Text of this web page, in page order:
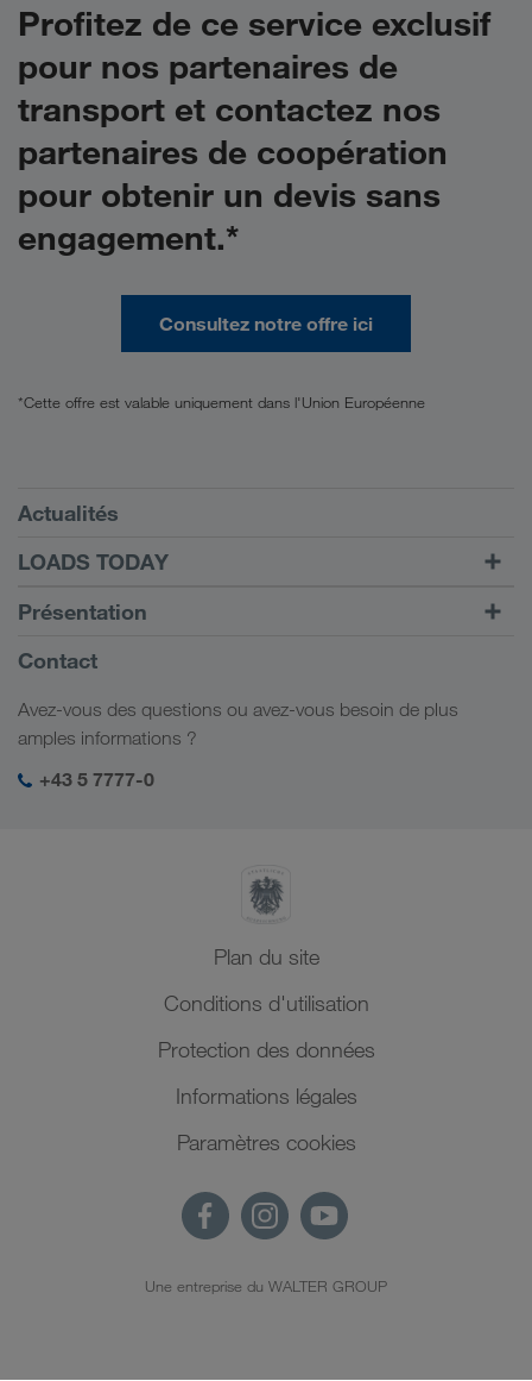
Profitez de ce service exclusif
pour nos partenaires de
transport et contactez nos
partenaires de coopération
pour obtenir un devis sans
engagement.*
Consultez notre offre ici
*Cette offre est valable uniquement dans l'Union Européenne
Conditions requises
Actualités
LOADS TODAY
Trouver un frêt avec
LOADS TODAY
En savoir plus
Vers la connexion
Présentation
Informations générales
Management SHEQ
Contact
Avez-vous des questions ou avez-vous besoin de plus
amples informations ?
+43 5 7777-0
Plan du site
Conditions d'utilisation
Protection des données
Informations légales
Paramètres cookies
Une entreprise du WALTER GROUP